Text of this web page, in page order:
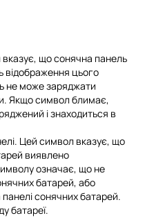
вказує, що сонячна панель
відображення цього
не може заряджати
Якщо символ блимає,
і знаходиться в
Цей символ вказує, що
виявлено
означає, що не
батарей, або
сонячних батарей.
батареї.